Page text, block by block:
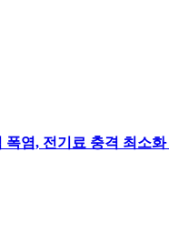
염, 전기료 충격 최소